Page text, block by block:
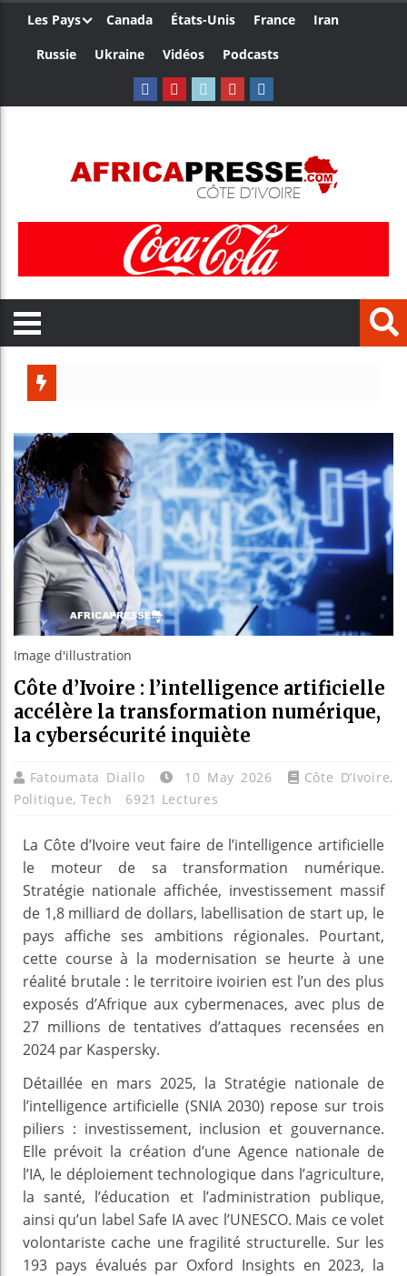
Les Pays Canada États-Unis France
Iran
Russie
Ukraine Vidéos Podcasts
Guinée :
Réforme
Bénin :
Image d'illustration
Côte d’Ivoire : l’intelligence artificielle
accélère la transformation numérique,
la cybersécurité inquiète
Fatoumata Diallo 10 May 2026 Côte D’Ivoire,
Politique, Tech 6921 Lectures
La Côte d’Ivoire veut faire de l’intelligence artificielle
le moteur de sa transformation numérique.
Stratégie nationale affichée, investissement massif
de 1,8 milliard de dollars, labellisation de start up, le
pays affiche ses ambitions régionales. Pourtant,
cette course à la modernisation se heurte à une
réalité brutale : le territoire ivoirien est l’un des plus
exposés d’Afrique aux cybermenaces, avec plus de
27 millions de tentatives d’attaques recensées en
2024 par Kaspersky.
Détaillée en mars 2025, la Stratégie nationale de
l’intelligence artificielle (SNIA 2030) repose sur trois
piliers : investissement, inclusion et gouvernance.
Elle prévoit la création d’une Agence nationale de
l’IA, le déploiement technologique dans l’agriculture,
la santé, l’éducation et l’administration publique,
ainsi qu’un label Safe IA avec l’UNESCO. Mais ce volet
volontariste cache une fragilité structurelle. Sur les
193 pays évalués par Oxford Insights en 2023, la